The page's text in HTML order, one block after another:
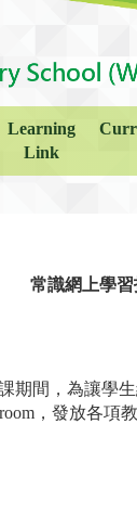
Learning
Link
常識網上學習
間，為讓學
，發放各